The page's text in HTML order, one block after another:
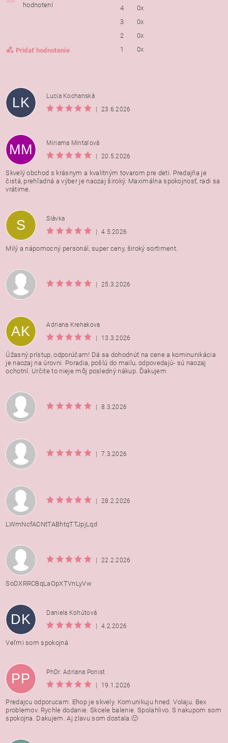
hodnotení
Pridať hodnotenie
4
0x
3
0x
2
0x
1
0x
Vložením hodnotenie súhlasíte s
osobných údajov
LK
Lucia Kochanská
23.6.2026
MM
Miriama Mintaľová
20.5.2026
Skvelý obchod s krásnym a kvalitným tovarom pre deti. Predajňa je
čistá, prehľadná a výber je naozaj široký. Maximálna spokojnosť, radi sa
vrátime.
S
Slávka
4.5.2026
Milý a nápomocný personál, super ceny, široký sortiment.
25.3.2026
AK
Adriana Krehakova
13.3.2026
Úžasný prístup, odporúčam! Dá sa dohodnúť na cene a kominunikácia
je naozaj na úrovni. Poradia, pošlú do mailu, odpovedajú- sú naozaj
ochotní. Určite to nieje môj posledný nákup. Ďakujem
8.3.2026
7.3.2026
28.2.2026
LWmNcfACNtTABhtqTTJpjLqd
22.2.2026
SoDXRRCBqLaOpXTVnLyVw
DK
Daniela Kohútová
4.2.2026
Veľmi som spokojná
PP
PhDr. Adriana Ponist
19.1.2026
Predajcu odporucam. Ehop je skvely. Komunikuju hned. Volaju. Bex
problemov. Rychle dodanie. Skcele balenie. Spolahlivo. S nakupom som
spokojna. Dakujem. Aj zlavu som dostala.🙂